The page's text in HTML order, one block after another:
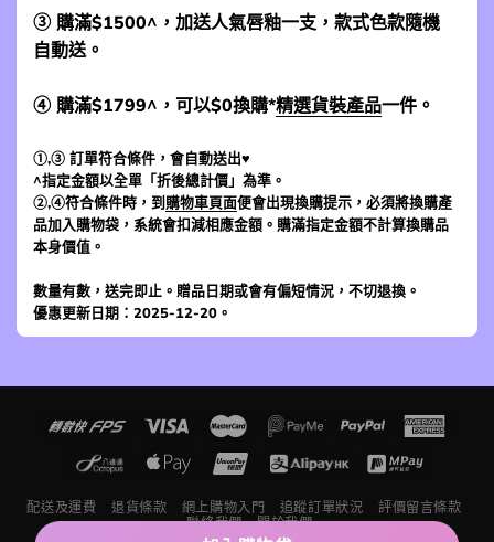
③ 購滿$1500^，加送人氣唇釉一支，款式色款隨機
自動送。
④ 購滿$1799^，可以$0換購*精選貨裝產品一件。
①,③ 訂單符合條件，會自動送出♥
^指定金額以全單「折後總計價」為準。
②,④符合條件時，到 購物車頁面便會出現換購提示，必須將換購產
品加入購物袋，系統會扣減相應金額。購滿指定金額不計算換購品
本身價值。
數量有數，送完即止。贈品日期或會有偏短情況，不切退換。
優惠更新日期：2025-12-20。
配送及運費 退貨條款 網上購物入門 追蹤訂單狀況
評價留言條款
聯絡我們
關於我們